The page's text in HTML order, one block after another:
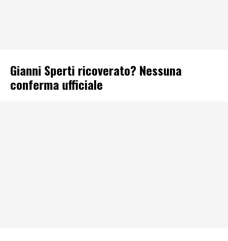
Gianni Sperti ricoverato? Nessuna
conferma ufficiale